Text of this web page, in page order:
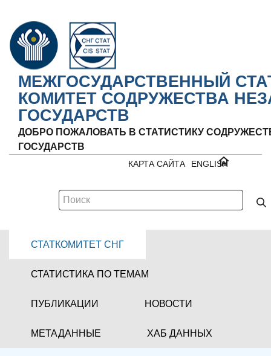
МЕЖГОСУДАРСТВЕННЫЙ
КОМИТЕТ СОДРУЖЕСТВА
ГОСУДАРСТВ
ДОБРО ПОЖАЛОВАТЬ В СТАТИСТИКУ
ГОСУДАРСТВ
ENGLISH
КАРТА САЙТА
СТАТКОМИТЕТ СНГ
СТАТИСТИКА ПО ТЕМАМ
ПУБЛИКАЦИИ НОВОСТИ
МЕТАДАННЫЕ ХАБ ДАННЫХ